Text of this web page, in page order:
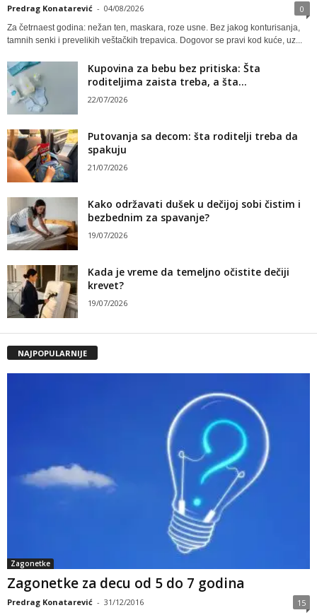
Predrag Konatarević - 04/08/2026 0
Za četrnaest godina: nežan ten, maskara, roze usne. Bez jakog konturisanja,
tamnih senki i prevelikih veštačkih trepavica. Dogovor se pravi kod kuće, uz...
Kupovina za bebu bez pritiska: Šta
roditeljima zaista treba, a šta...
22/07/2026
Putovanja sa decom: šta roditelji treba da
spakuju
21/07/2026
Kako održavati dušek u dečijoj sobi čistim i
bezbednim za spavanje?
19/07/2026
Kada je vreme da temeljno očistite dečiji
krevet?
19/07/2026
NAJPOPULARNIJE
Zagonetke
Zagonetke za decu od 5 do 7 godina
Predrag Konatarević - 31/12/2016 15